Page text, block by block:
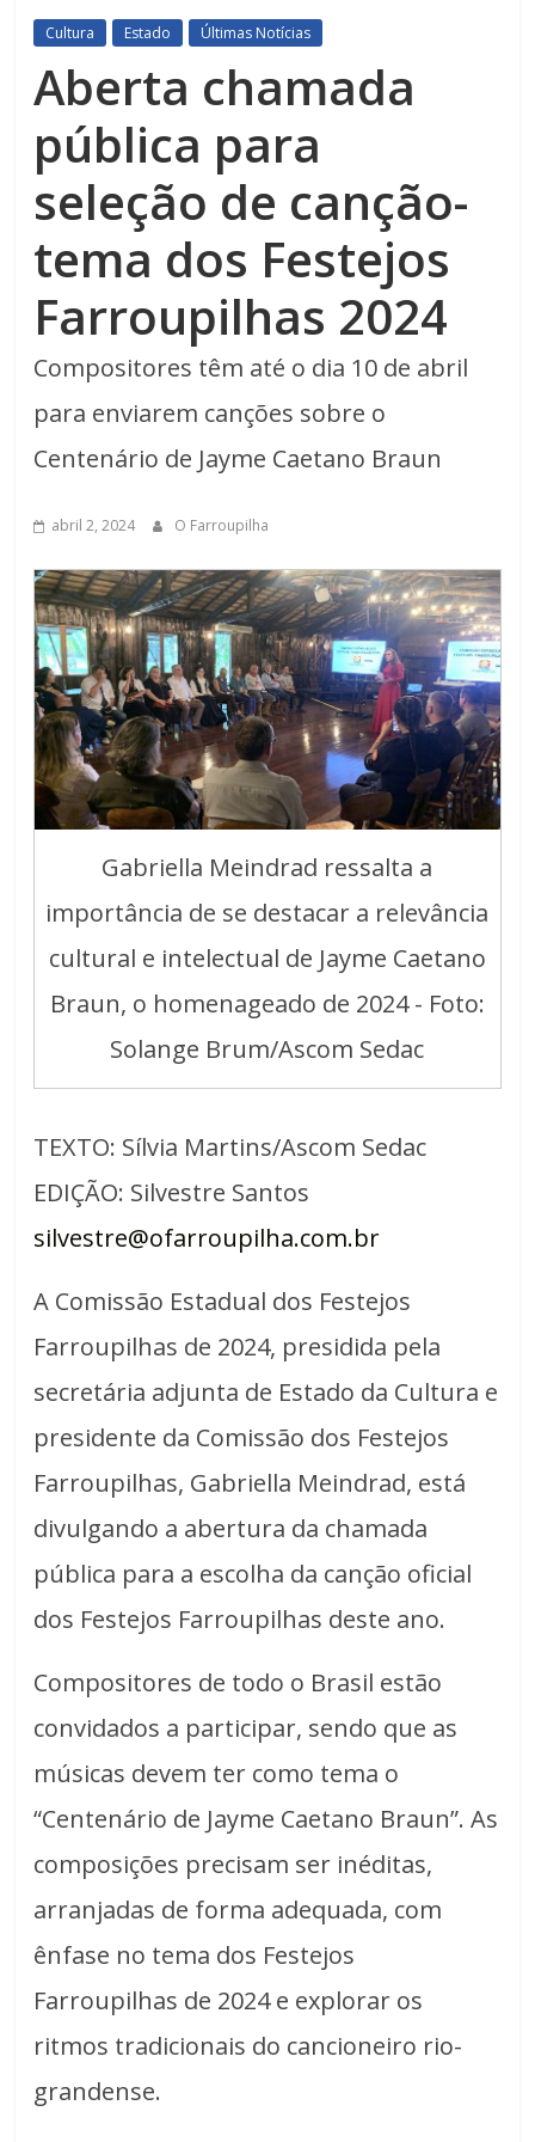
Cultura Estado Últimas Notícias
Aberta chamada
pública para
seleção de canção-
tema dos Festejos
Farroupilhas 2024
Compositores têm até o dia 10 de abril
para enviarem canções sobre o
Centenário de Jayme Caetano Braun
abril 2, 2024 O Farroupilha
Gabriella Meindrad ressalta a
importância de se destacar a relevância
cultural e intelectual de Jayme Caetano
Braun, o homenageado de 2024 - Foto:
Solange Brum/Ascom Sedac
TEXTO: Sílvia Martins/Ascom Sedac
EDIÇÃO: Silvestre Santos
silvestre@ofarroupilha.com.br
A Comissão Estadual dos Festejos
Farroupilhas de 2024, presidida pela
secretária adjunta de Estado da Cultura e
presidente da Comissão dos Festejos
Farroupilhas, Gabriella Meindrad, está
divulgando a abertura da chamada
pública para a escolha da canção oficial
dos Festejos Farroupilhas deste ano.
Compositores de todo o Brasil estão
convidados a participar, sendo que as
músicas devem ter como tema o
“Centenário de Jayme Caetano Braun”. As
composições precisam ser inéditas,
arranjadas de forma adequada, com
ênfase no tema dos Festejos
Farroupilhas de 2024 e explorar os
ritmos tradicionais do cancioneiro rio-
grandense.